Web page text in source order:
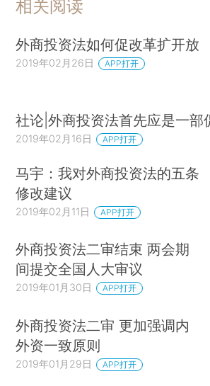
相关阅读
外商投资法如何促改革扩开放
2019年02月26日 APP打开
社论|外商投资法首先应是一部
2019年02月16日 APP打开
马宇：我对外商投资法的五条
修改建议
2019年02月11日 APP打开
外商投资法二审结束 两会期
间提交全国人大审议
2019年01月30日 APP打开
外商投资法二审 更加强调内
外资一致原则
2019年01月29日 APP打开